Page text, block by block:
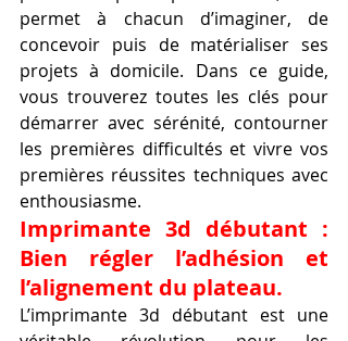
permet à chacun d’imaginer, de
concevoir puis de matérialiser ses
projets à domicile. Dans ce guide,
vous trouverez toutes les clés pour
démarrer avec sérénité, contourner
les premières difficultés et vivre vos
premières réussites techniques avec
enthousiasme.
Imprimante 3d débutant :
Bien régler l’adhésion et
l’alignement du plateau.
L’imprimante 3d débutant est une